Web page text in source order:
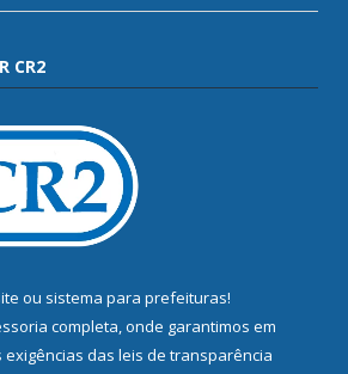
CR2
ou sistema para prefeituras!
completa, onde garantimos em
das leis de transparência